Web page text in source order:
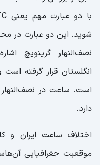
شوید. این دو عبارت در
نصف‌النهار گرینویچ
انگلستان قرار گرفته
دارد.
اختلاف ساعت ایران و
موقعیت جغرافیایی